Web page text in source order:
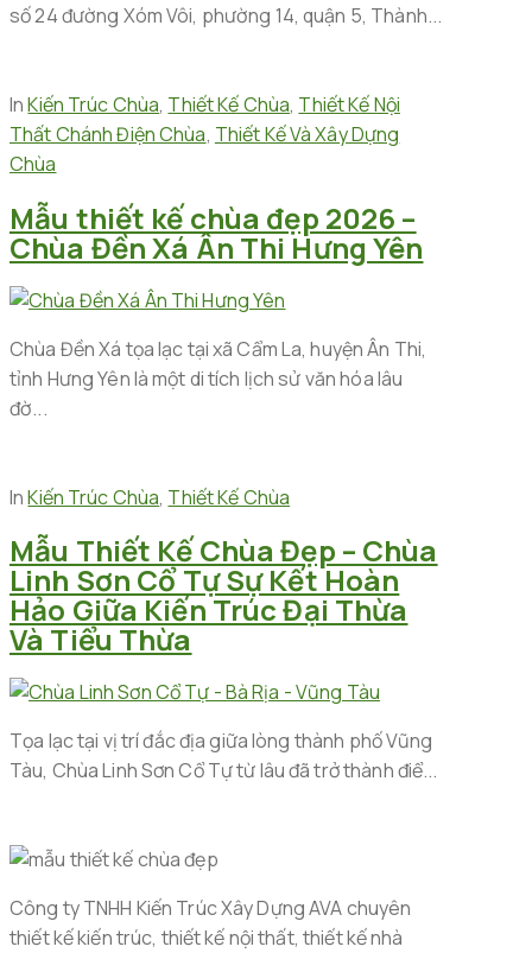
số 24 đường Xóm Vôi, phường 14, quận 5, Thành...
In Kiến Trúc Chùa, Thiết Kế Chùa, Thiết Kế Nội
Thất Chánh Điện Chùa, Thiết Kế Và Xây Dựng
Chùa
Mẫu thiết kế chùa đẹp 2026 –
Chùa Đền Xá Ân Thi Hưng Yên
Chùa Đền Xá tọa lạc tại xã Cẩm La, huyện Ân Thi,
tỉnh Hưng Yên là một di tích lịch sử văn hóa lâu
đờ...
In Kiến Trúc Chùa, Thiết Kế Chùa
Mẫu Thiết Kế Chùa Đẹp – Chùa
Linh Sơn Cổ Tự Sự Kết Hoàn
Hảo Giữa Kiến Trúc Đại Thừa
Và Tiểu Thừa
Tọa lạc tại vị trí đắc địa giữa lòng thành phố Vũng
Tàu, Chùa Linh Sơn Cổ Tự từ lâu đã trở thành điể...
Công ty TNHH Kiến Trúc Xây Dựng AVA chuyên
thiết kế kiến trúc, thiết kế nội thất, thiết kế nhà